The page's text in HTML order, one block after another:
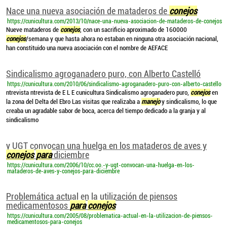
Nace una nueva asociación de mataderos de conejos
https://cunicultura.com/2013/10/nace-una-nueva-asociacion-de-mataderos-de-conejos
Nueve mataderos de conejos, con un sacrificio aproximado de 160000
conejos/semana y que hasta ahora no estaban en ninguna otra asociación nacional,
han constituido una nueva asociación con el nombre de AEFACE
Sindicalismo agroganadero puro, con Alberto Castelló
https://cunicultura.com/2010/06/sindicalismo-agroganadero-puro-con-alberto-castello
ntrevista ntrevista de E L E cunicultura Sindicalismo agroganadero puro, conejosen
la zona del Delta del Ebro Las visitas que realizaba a manejoy sindicalismo, lo que
creaba un agradable sabor de boca, acerca del tiempo dedicado a la granja y al
sindicalismo
y UGT convocan una huelga en los mataderos de aves y
conejos paradiciembre
https://cunicultura.com/2006/10/cc.oo.-y-ugt-convocan-una-huelga-en-los-
mataderos-de-aves-y-conejos-para-diciembre
Problemática actual en la utilización de piensos
medicamentosos para conejos
https://cunicultura.com/2005/08/problematica-actual-en-la-utilizacion-de-piensos-
medicamentosos-para-conejos